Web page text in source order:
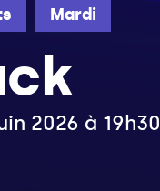
Mardi
2026 à 19h30